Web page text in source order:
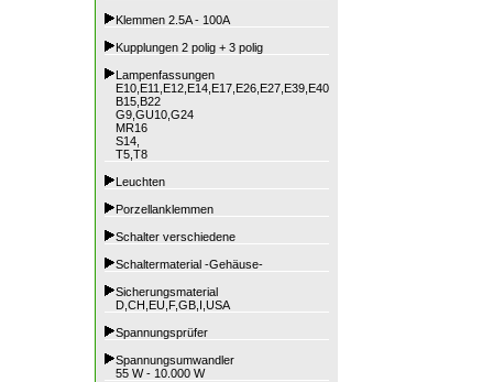
Klemmen 2.5A - 100A
Kupplungen 2 polig + 3 polig
Lampenfassungen
E10,E11,E12,E14,E17,E26,E27,E39,E40
B15,B22
G9,GU10,G24
MR16
S14,
T5,T8
Leuchten
Porzellanklemmen
Schalter verschiedene
Schaltermaterial -Gehäuse-
Sicherungsmaterial
D,CH,EU,F,GB,I,USA
Spannungsprüfer
Spannungsumwandler
55 W - 10.000 W